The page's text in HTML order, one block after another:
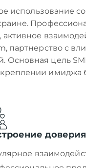
использование
партнерство с
Основная цель
имиджа